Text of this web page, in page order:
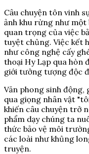
Câu chuyện tôn vinh
ảnh khu rừng như một
quan trọng của việc
tuyệt chủng. Việc kết
như công nghệ cấy
thoại Hy Lạp qua hòn
giới tưởng tượng độc
Văn phong sinh động,
qua giọng nhân vật
khiến câu chuyện trở
phẩm dạy chúng ta
thức bảo vệ môi
các loài như khủng
truyện.